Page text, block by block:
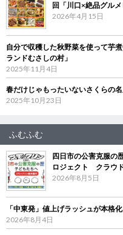
回「川口×絶品グル
2026年4月15日
自分で収穫した秋野菜を使って芋
ランドむさしの村」
2025年11月4日
春だけじゃもったいないさくらの
2025年10月23日
ふむふむ
四日市の公害克服の
ロジェクト クラウ
2026年8月5日
「中東発」値上げラッシュが本
2026年8月4日